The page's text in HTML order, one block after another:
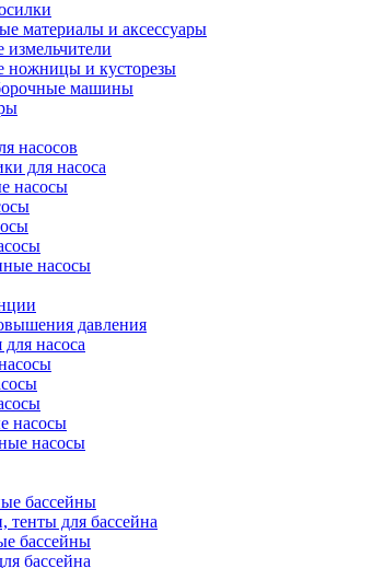
материалы и аксессуары
измельчители
ножницы и кусторезы
машины
насосов
для насоса
насосы
насосы
давления
насоса
насосы
насосы
бассейны
для бассейна
бассейны
бассейна